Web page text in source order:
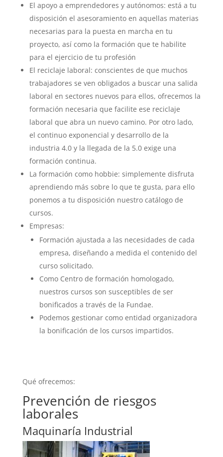
El apoyo a emprendedores y autónomos: está a tu
disposición el asesoramiento en aquellas materias
necesarias para la puesta en marcha en tu
proyecto, así como la formación que te habilite
para el ejercicio de tu profesión
El reciclaje laboral: conscientes de que muchos
trabajadores se ven obligados a buscar una salida
laboral en sectores nuevos para ellos, ofrecemos la
formación necesaria que facilite ese reciclaje
laboral que abra un nuevo camino. Por otro lado,
el continuo exponencial y desarrollo de la
industria 4.0 y la llegada de la 5.0 exige una
formación continua.
La formación como hobbie: simplemente disfruta
aprendiendo más sobre lo que te gusta, para ello
ponemos a tu disposición nuestro catálogo de
cursos.
Empresas:
Formación ajustada a las necesidades de cada
empresa, diseñando a medida el contenido del
curso solicitado.
Como Centro de formación homologado,
nuestros cursos son susceptibles de ser
bonificados a través de la Fundae.
Podemos gestionar como entidad organizadora
la bonificación de los cursos impartidos.
Qué ofrecemos:
Prevención de riesgos
laborales
Maquinaría Industrial